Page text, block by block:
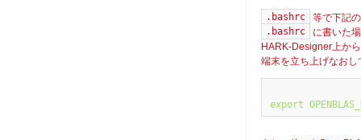
.bashrc
等で下記
.bashrc
に書いた
HARK-Designer上か
端末を立ち上げなお